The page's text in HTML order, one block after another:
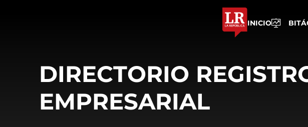
INICIO
DIRECTORIO
EMPRESARIAL